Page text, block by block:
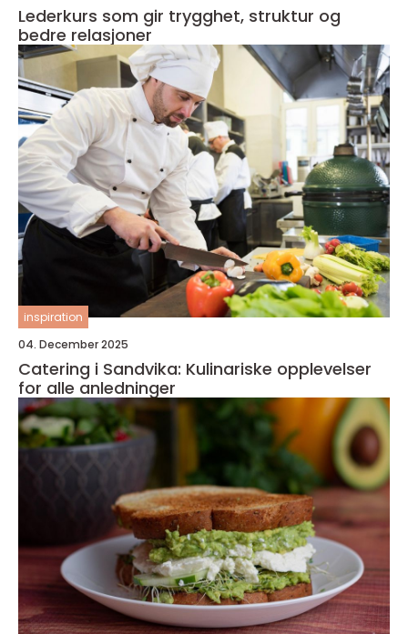
Lederkurs som gir trygghet, struktur og
bedre relasjoner
inspiration
04. December 2025
Catering i Sandvika: Kulinariske opplevelser
for alle anledninger